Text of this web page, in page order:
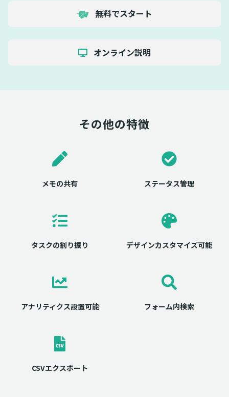
無料でスタート
オンライン説明
その他の特徴
メモの共有 ステータス管理
タスクの割り振り デザインカスタマイズ可能
アナリティクス設置可能 フォーム内検索
CSVエクスポート